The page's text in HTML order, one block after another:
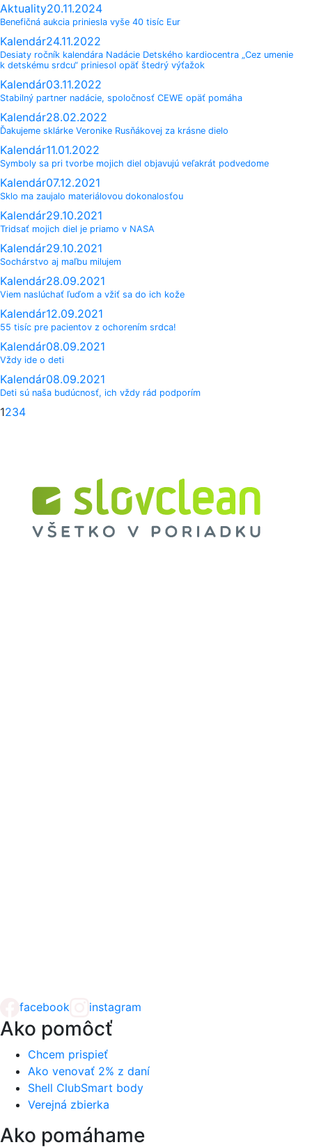
Aktuality20.11.2024
Benefičná aukcia priniesla vyše 40 tisíc Eur
Kalendár24.11.2022
Desiaty ročník kalendára Nadácie Detského kardiocentra „Cez umenie
k detskému srdcu“ priniesol opäť štedrý výťažok
Kalendár03.11.2022
Stabilný partner nadácie, spoločnosť CEWE opäť pomáha
Kalendár28.02.2022
Ďakujeme sklárke Veronike Rusňákovej za krásne dielo
Kalendár11.01.2022
Symboly sa pri tvorbe mojich diel objavujú veľakrát podvedome
Kalendár07.12.2021
Sklo ma zaujalo materiálovou dokonalosťou
Kalendár29.10.2021
Tridsať mojich diel je priamo v NASA
Kalendár29.10.2021
Sochárstvo aj maľbu milujem
Kalendár28.09.2021
Viem naslúchať ľuďom a vžiť sa do ich kože
Kalendár12.09.2021
55 tisíc pre pacientov z ochorením srdca!
Kalendár08.09.2021
Vždy ide o deti
Kalendár08.09.2021
Deti sú naša budúcnosť, ich vždy rád podporím
Strana
1Strana
2Strana
3Strana
4
facebook instagram
Ako pomôcť
Chcem prispieť
Ako venovať 2% z daní
Shell ClubSmart body
Verejná zbierka
Ako pomáhame